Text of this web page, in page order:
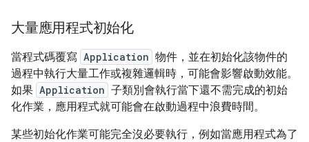
大量應用程式初始化
當程式碼覆寫 Application 物件，並在初始化該物件的
過程中執行大量工作或複雜邏輯時，可能會影響啟動效能。
如果 Application 子類別會執行當下還不需完成的初始
化作業，應用程式就可能會在啟動過程中浪費時間。
某些初始化作業可能完全沒必要執行，例如當應用程式為了